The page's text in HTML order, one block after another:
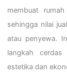
membuat
sehingga nilai
atau penyewa.
langkah
estetika dan